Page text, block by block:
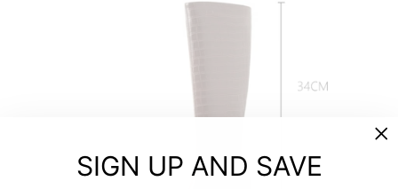
SIGN UP AND SAVE